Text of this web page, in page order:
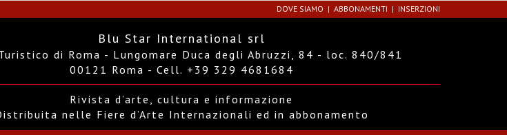
DOVE SIAMO ABBONAMENTI INSERZIONI
Blu Star International srl
di Roma - Lungomare Duca degli Abruzzi, 84 - loc. 840/841
00121 Roma - Cell. +39 329 4681684
Rivista d’arte, cultura e informazione
nelle Fiere d’Arte Internazionali ed in abbonamento